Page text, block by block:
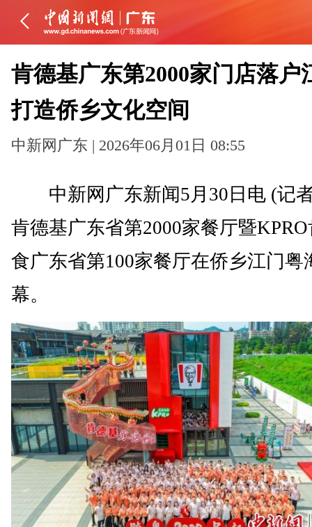
肯德基广东第2000家门店落户
打造侨乡文化空间
中新网广东 | 2026年06月01日 08:55
中新网广东新闻5月30日电 (记
肯德基广东省第2000家餐厅暨
食广东省第100家餐厅在侨乡江门粤
幕。